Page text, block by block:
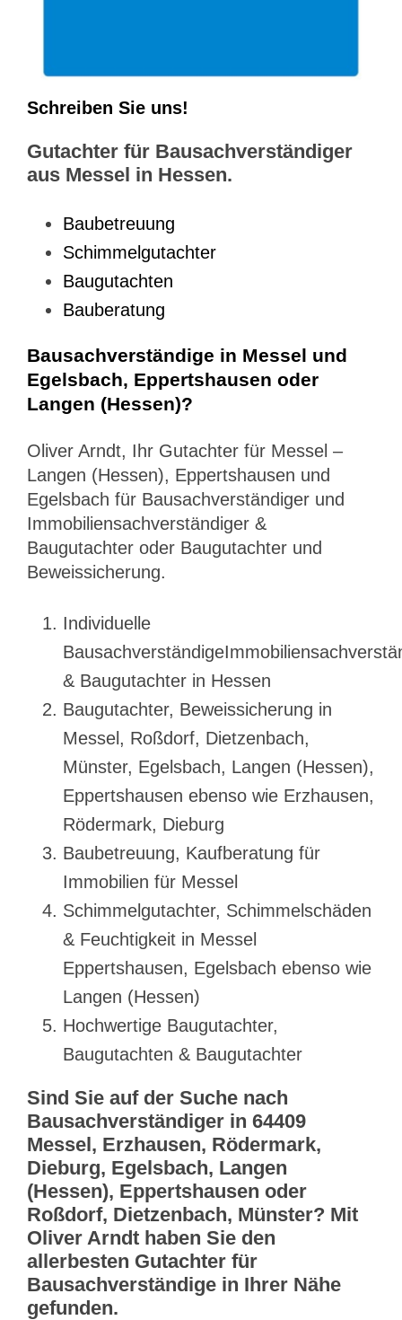
Schreiben Sie uns!
Gutachter für Bausachverständiger
aus Messel in Hessen.
Baubetreuung
Schimmelgutachter
Baugutachten
Bauberatung
Bausachverständige in Messel und
Egelsbach, Eppertshausen oder
Langen (Hessen)?
Oliver Arndt, Ihr Gutachter für Messel –
Langen (Hessen), Eppertshausen und
Egelsbach für Bausachverständiger und
Immobiliensachverständiger &
Baugutachter oder Baugutachter und
Beweissicherung.
Individuelle
& Baugutachter in Hessen
Baugutachter, Beweissicherung in
Messel, Roßdorf, Dietzenbach,
Münster, Egelsbach, Langen (Hessen),
Eppertshausen ebenso wie Erzhausen,
Rödermark, Dieburg
Baubetreuung, Kaufberatung für
Immobilien für Messel
Schimmelgutachter, Schimmelschäden
& Feuchtigkeit in Messel
Eppertshausen, Egelsbach ebenso wie
Langen (Hessen)
Hochwertige Baugutachter,
Baugutachten & Baugutachter
Sind Sie auf der Suche nach
Bausachverständiger in 64409
Messel, Erzhausen, Rödermark,
Dieburg, Egelsbach, Langen
(Hessen), Eppertshausen oder
Roßdorf, Dietzenbach, Münster? Mit
Oliver Arndt haben Sie den
allerbesten Gutachter für
Bausachverständige in Ihrer Nähe
gefunden.